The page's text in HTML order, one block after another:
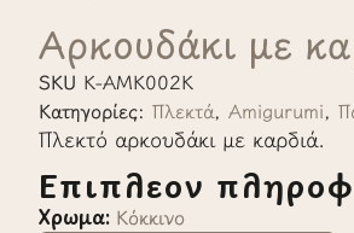
Aρκουδάκι με
SKU K-AMK002K
Κατηγορίες: Πλεκτά,Amigurumi,
Πλεκτό αρκουδάκι με καρδιά.
Επιπλέον
Χρώμα: Κόκκινο